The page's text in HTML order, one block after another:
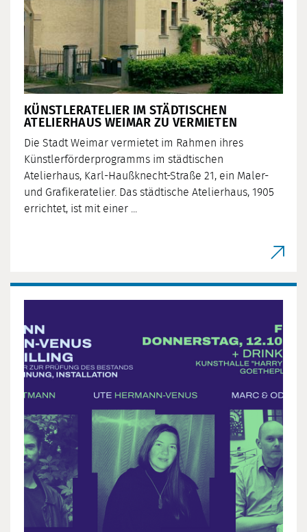
KÜNSTLERATELIER IM STÄDTISCHEN
ATELIERHAUS WEIMAR ZU VERMIETEN
Die Stadt Weimar vermietet im Rahmen ihres
Künstlerförderprogramms im städtischen
Atelierhaus, Karl-Haußknecht-Straße 21, ein Maler-
und Grafikeratelier. Das städtische Atelierhaus, 1905
errichtet, ist mit einer ...